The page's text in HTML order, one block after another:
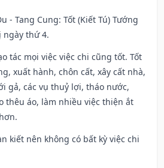
- Tang Cung: Tốt (Kiết Tú) Tướng
ngày thứ 4.
tác mọi việc việc chi cũng tốt. Tốt
xuất hành, chôn cất, xây cất nhà,
gả, các vụ thuỷ lợi, tháo nước,
thêu áo, làm nhiều việc thiện ắt
kiết nên không có bất kỳ việc chi